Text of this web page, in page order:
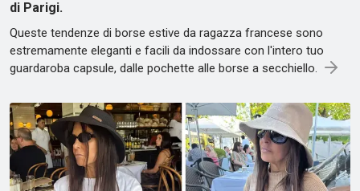
di Parigi.
Queste tendenze di borse estive da ragazza francese sono
estremamente eleganti e facili da indossare con l'intero tuo
guardaroba capsule, dalle pochette alle borse a secchiello.